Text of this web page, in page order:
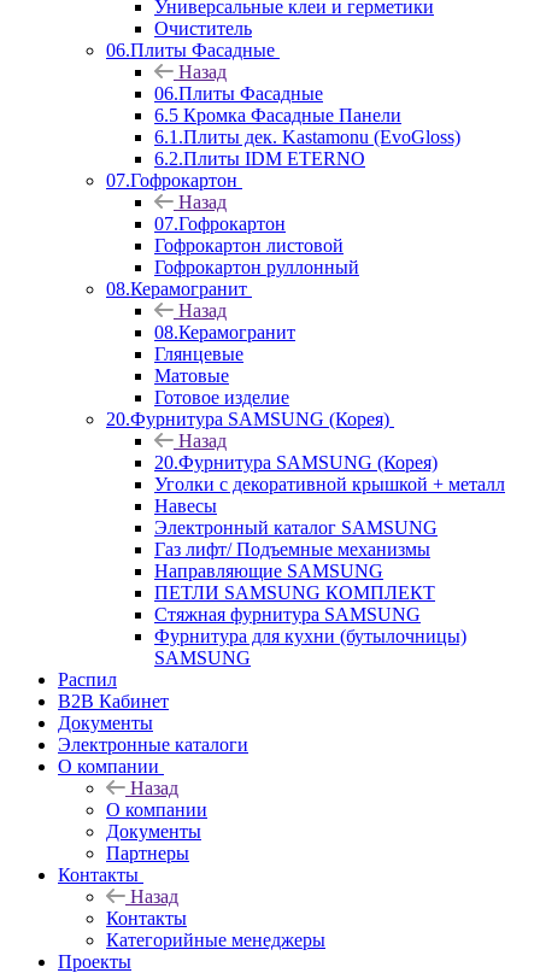
Универсальные клеи и герметики
Очиститель
06.Плиты Фасадные
Назад
06.Плиты Фасадные
6.5 Кромка Фасадные Панели
6.1.Плиты дек. Kastamonu (EvoGloss)
6.2.Плиты IDM ETERNO
07.Гофрокартон
Назад
07.Гофрокартон
Гофрокартон листовой
Гофрокартон руллонный
08.Керамогранит
Назад
08.Керамогранит
Глянцевые
Матовые
Готовое изделие
20.Фурнитура SAMSUNG (Корея)
Назад
20.Фурнитура SAMSUNG (Корея)
Уголки с декоративной крышкой + металл
Навесы
Электронный каталог SAMSUNG
Газ лифт/ Подъемные механизмы
Направляющие SAMSUNG
ПЕТЛИ SAMSUNG КОМПЛЕКТ
Стяжная фурнитура SAMSUNG
Фурнитура для кухни (бутылочницы)
SAMSUNG
Распил
B2B Кабинет
Документы
Электронные каталоги
О компании
Назад
О компании
Документы
Партнеры
Контакты
Назад
Контакты
Категорийные менеджеры
Проекты